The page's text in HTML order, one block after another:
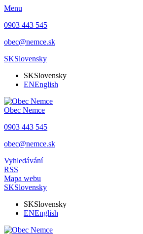
Menu
0903 443 545
obec@nemce.sk
SKSlovensky
SKSlovensky
ENEnglish
Obec Nemce
0903 443 545
obec@nemce.sk
Vyhledávání
RSS
Mapa webu
SKSlovensky
SKSlovensky
ENEnglish